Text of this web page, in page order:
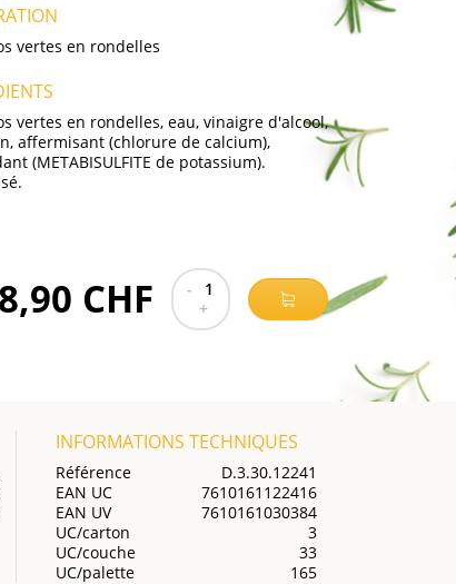
vertes en rondelles
vertes en rondelles, eau, vinaigre d'alcool,
affermisant (chlorure de calcium),
(METABISULFITE de potassium).
CHF -
1
+
INFORMATIONS TECHNIQUES
Référence
D.3.30.12241
EAN UC
7610161122416
EAN UV
7610161030384
UC/carton
3
UC/couche
33
UC/palette
165